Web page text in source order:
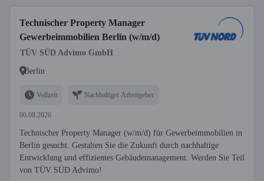
Technischer Property Manager
Gewerbeimmobilien Berlin (w/m/d)
TÜV SÜD Advimo GmbH
Berlin
Vollzeit Nachhaltiger Arbeitgeber
06.08.2026
Technischer Property Manager (w/m/d) für Gewerbeimmobilien in
Berlin gesucht. Gestalten Sie die Zukunft durch nachhaltige
Entwicklung und effizientes Gebäudemanagement. Werden Sie Teil
von TÜV SÜD Advimo!